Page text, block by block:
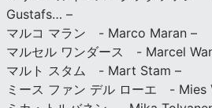
Gustafs… –
マルコ マラン - Marco Maran –
マルセル ワンダース - Marcel
マルト スタム - Mart Stam –
ミース ファン デル ローエ - Mies